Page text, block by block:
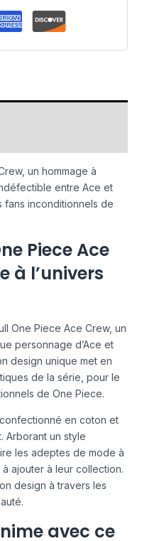
un hommage à
entre Ace et
fans inconditionnels de
Piece Ace
à l’univers
One Piece Ace Crew, un
personnage d’Ace et
design unique met en
de la série, pour le
de One Piece.
en coton et
Arborant un style
les adeptes de mode à
ajouter à leur collection.
design à travers les
avec ce